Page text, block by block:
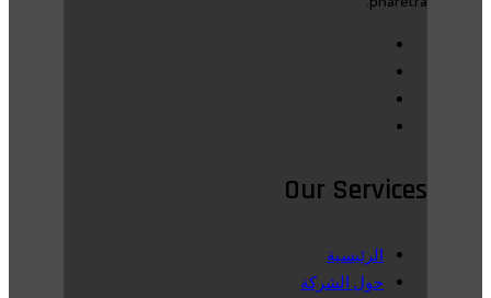
Our Services
الرئيسية
حول الشركة